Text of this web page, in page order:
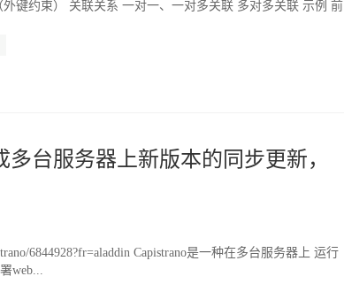
键约束） 关联关系 一对一、一对多关联 多对多关联 示例 前
多台服务器上新版本的同步更新，
6844928?fr=aladdin Capistrano是一种在多台服务器上 运行
web...